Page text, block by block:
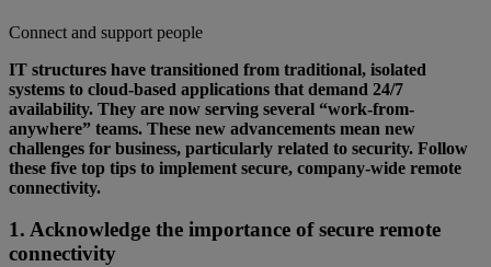
Connect and support people
IT structures have transitioned from traditional, isolated
systems to cloud-based applications that demand 24/7
availability. They are now serving several “work-from-
anywhere” teams. These new advancements mean new
challenges for business, particularly related to security. Follow
these five top tips to implement secure, company-wide remote
connectivity.
1. Acknowledge the importance of secure remote
connectivity